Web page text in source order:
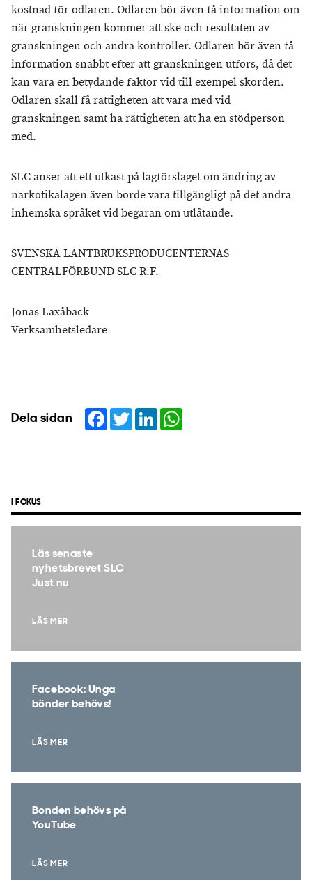
kostnad för odlaren. Odlaren bör även få information om
när granskningen kommer att ske och resultaten av
granskningen och andra kontroller. Odlaren bör även få
information snabbt efter att granskningen utförs, då det
kan vara en betydande faktor vid till exempel skörden.
Odlaren skall få rättigheten att vara med vid
granskningen samt ha rättigheten att ha en stödperson
med.
SLC anser att ett utkast på lagförslaget om ändring av
narkotikalagen även borde vara tillgängligt på det andra
inhemska språket vid begäran om utlåtande.
SVENSKA LANTBRUKSPRODUCENTERNAS
CENTRALFÖRBUND SLC R.F.
Jonas Laxåback
Verksamhetsledare
Dela sidan Facebook
TwitterLinkedIn
I FOKUS
Läs senaste
nyhetsbrevet SLC
Just nu
LÄS MER
Facebook: Unga
bönder behövs!
LÄS MER
Bonden behövs på
YouTube
LÄS MER